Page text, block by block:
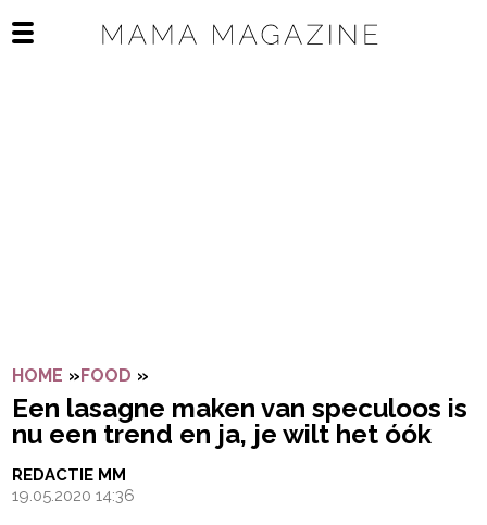
Open het mobiele menu
HOME »FOOD »
Een lasagne maken van speculoos is
nu een trend en ja, je wilt het óók
REDACTIE MM
19.05.2020 14:36